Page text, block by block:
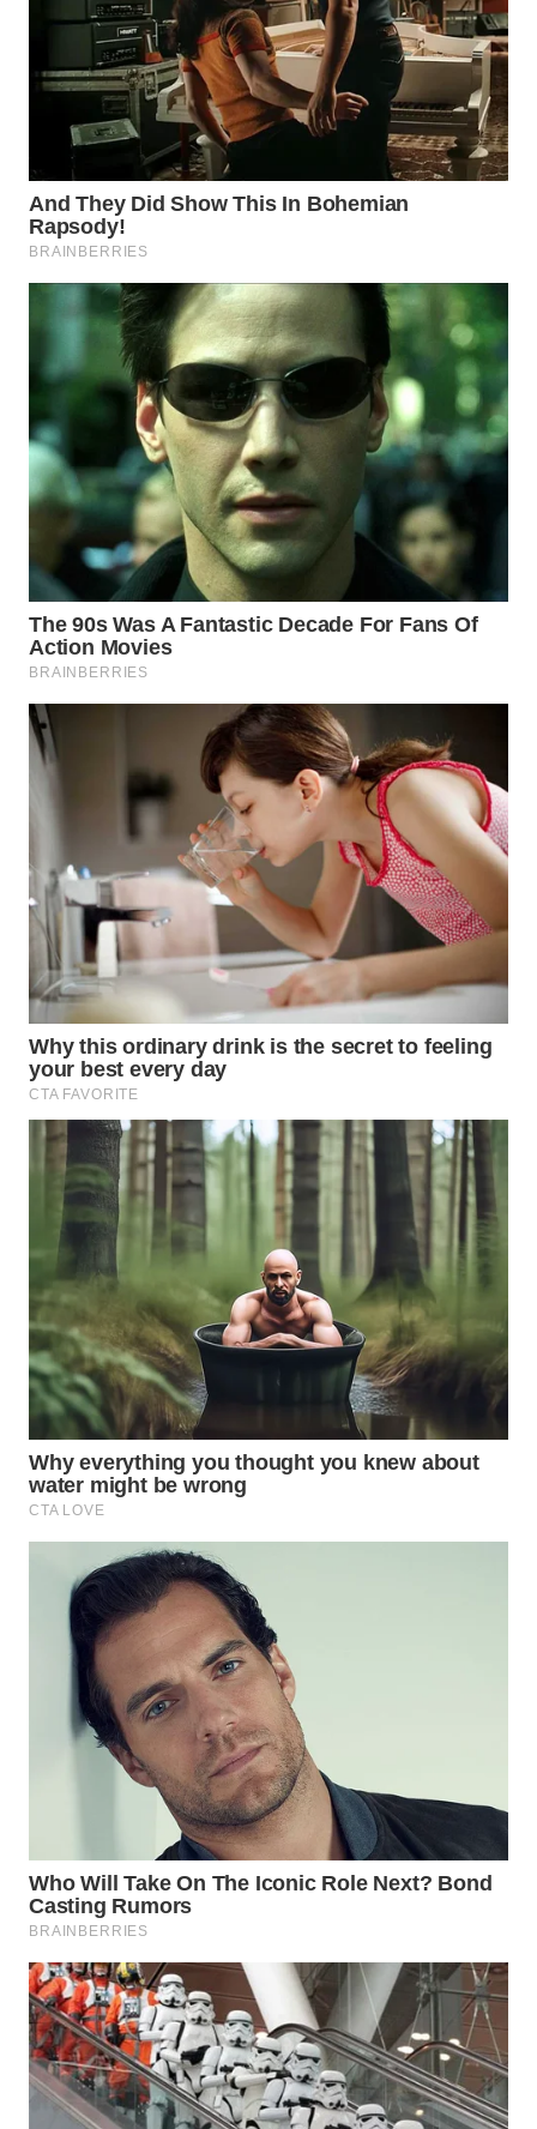
SUMEDANG
WN
CIANJUR
WN
KEPULAUAN
SERIBU
WN
TANGERANG
WN
WN
CIREBON
WN
INDRAMAYU
WN
KUNINGAN
MAJALENGKA
WN
SUKABUMI
WN
PURWAKARTA
WN
PRIANGAN
TIMUR
WN
SEMARANG
WN
WN
BOROBUDUR
WN
MADURA
SURABAYA
WN
NATUNA
WN
WN
LIKUPANG
WN
LABUANBAJO
WN
BORNEO